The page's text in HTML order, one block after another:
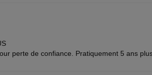
perte de confiance. Pratiquement 5 ans